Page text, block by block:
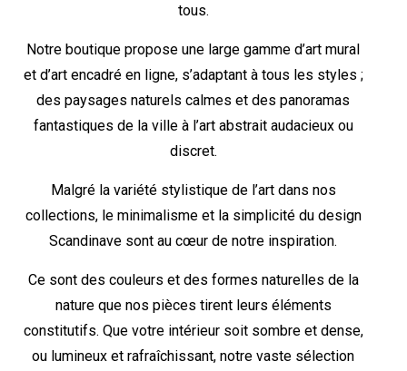
tous.
Notre boutique propose une large gamme d’art mural
et d’art encadré en ligne, s’adaptant à tous les styles ;
des paysages naturels calmes et des panoramas
fantastiques de la ville à l’art abstrait audacieux ou
discret.
Malgré la variété stylistique de l’art dans nos
collections, le minimalisme et la simplicité du design
Scandinave sont au cœur de notre inspiration.
Ce sont des couleurs et des formes naturelles de la
nature que nos pièces tirent leurs éléments
constitutifs. Que votre intérieur soit sombre et dense,
ou lumineux et rafraîchissant, notre vaste sélection